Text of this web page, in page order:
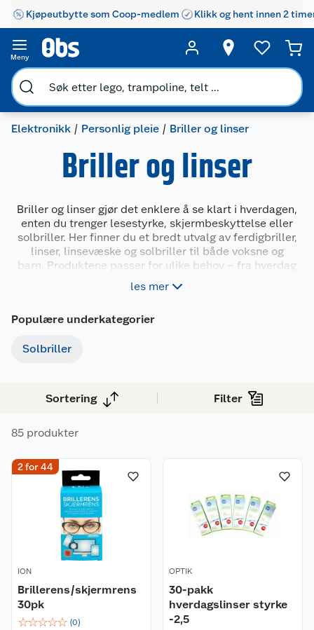
Kjøpeutbytte som Coop-medlem Klikk og hent innen 2
Meny
Elektronikk Personlig pleie Briller og linser
Briller og linser
Briller og linser gjør det enklere å se klart i hverdagen,
enten du trenger lesestyrke, skjermbeskyttelse eller
solbriller. Her finner du et bredt utvalg av ferdigbriller,
linser, linsevæske og solbriller til både voksne og
barn. Produktene passer for ulike behov – fra hverdag
og kontor til trening og fritid. Du kan velge mellom
flere styrker, farger og former.
les mer
Populære underkategorier
Solbriller
Sortering Filter
85 produkter
2 for 44
ION
Brillerens/skjermrens
30pk
☆☆☆☆☆ (0)
OPTIK
30-pakk
hverdagslinser styrke
-2,5